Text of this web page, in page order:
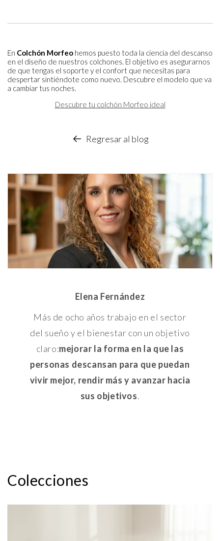
En Colchón Morfeo hemos puesto toda la ciencia del descanso
en el diseño de nuestros colchones. El objetivo es asegurarnos
de que tengas el soporte y el confort que necesitas para
despertar sintiéndote como nuevo. Descubre el modelo que va
a cambiar tus noches.
Descubre tu colchón Morfeo ideal
Regresar al blog
Elena Fernández
Más de ocho años trabajo en el sector
del sueño y el bienestar con un objetivo
claro:mejorar la forma en la que las
personas descansan para que puedan
vivir mejor, rendir más y avanzar hacia
sus objetivos.
Colecciones